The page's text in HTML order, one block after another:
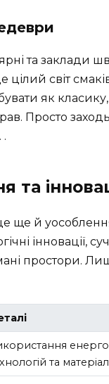
та заклади
цілий світ
як класику,
Просто
.
та
ще й
інновації,
простори.
та